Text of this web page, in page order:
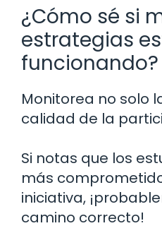
¿Cómo sé si
estrategias
funcionando?
Monitorea no solo
calidad de la
Si notas que los
más
iniciativa,
camino correcto!